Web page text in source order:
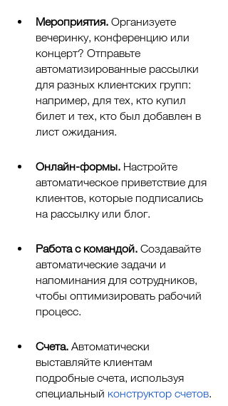
Мероприятия. Организуете
вечеринку, конференцию или
концерт? Отправьте
автоматизированные рассылки
для разных клиентских групп:
например, для тех, кто купил
билет и тех, кто был добавлен в
лист ожидания.
Онлайн-формы. Настройте
автоматическое приветствие для
клиентов, которые подписались
на рассылку или блог.
Работа с командой. Создавайте
автоматические задачи и
напоминания для сотрудников,
чтобы оптимизировать рабочий
процесс.
Счета. Автоматически
выставляйте клиентам
подробные счета, используя
специальный конструктор счетов.